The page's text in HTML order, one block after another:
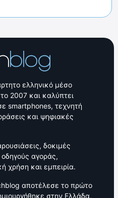
ελληνικό μέσο
2007 και καλύπτει
smartphones, τεχνητή
και ψηφιακές
δοκιμές
οδηγούς αγοράς,
χρήση και εμπειρία.
αποτέλεσε το πρώτο
στην Ελλάδα,